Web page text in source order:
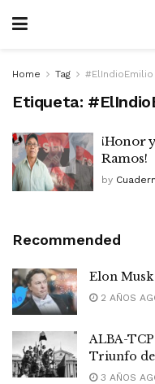
Home Tag #ElIndioEmilio
Etiqueta:
¡Honor
Ramos!
by
Recommended
Elon
2 AÑOS
ALBA-
Triunfo de
3 AÑOS